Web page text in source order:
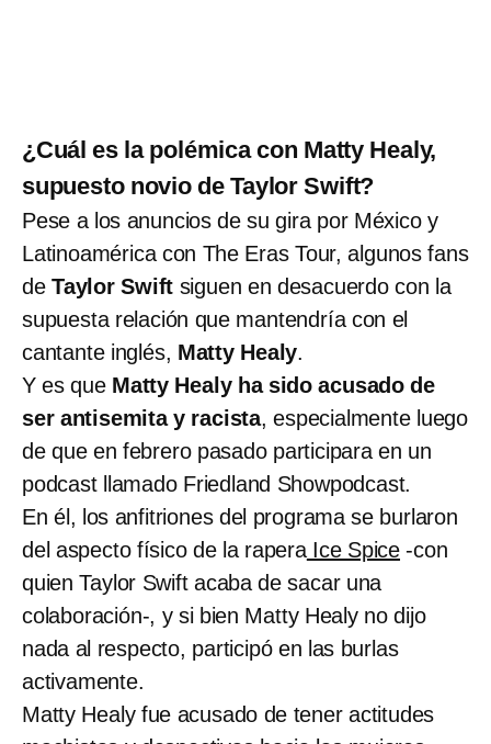
¿Cuál es la polémica con Matty Healy,
supuesto novio de Taylor Swift?
Pese a los anuncios de su gira por México y
Latinoamérica con The Eras Tour, algunos fans
de Taylor Swift siguen en desacuerdo con la
supuesta relación que mantendría con el
cantante inglés, Matty Healy.
Y es que Matty Healy ha sido acusado de
ser antisemita y racista, especialmente luego
de que en febrero pasado participara en un
podcast llamado Friedland Showpodcast.
En él, los anfitriones del programa se burlaron
del aspecto físico de la raperaIce Spice -con
quien Taylor Swift acaba de sacar una
colaboración-, y si bien Matty Healy no dijo
nada al respecto, participó en las burlas
activamente.
Matty Healy fue acusado de tener actitudes